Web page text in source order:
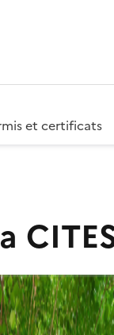
et certificats